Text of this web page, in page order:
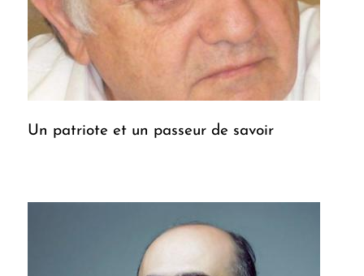
Un patriote et un passeur de savoir